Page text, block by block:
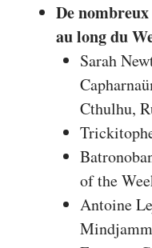
De
au long du
Sarah
Cthulhu,
of the
Antoine